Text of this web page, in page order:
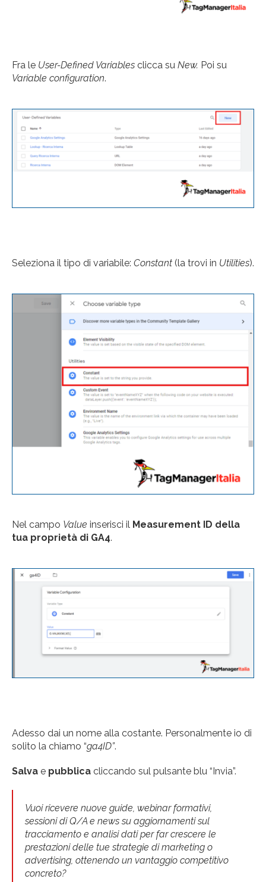
Fra le User-Defined Variables clicca su New. Poi su
Variable configuration.
Seleziona il tipo di variabile: Constant (la trovi in Utilities).
Nel campo Value inserisci il Measurement ID della
tua proprietà di GA4.
Adesso dai un nome alla costante. Personalmente io di
solito la chiamo “ga4ID”.
Salva e pubblica cliccando sul pulsante blu “Invia”.
Vuoi ricevere nuove guide, webinar formativi,
sessioni di Q/A e news su aggiornamenti sul
tracciamento e analisi dati per far crescere le
prestazioni delle tue strategie di marketing o
advertising, ottenendo un vantaggio competitivo
concreto?